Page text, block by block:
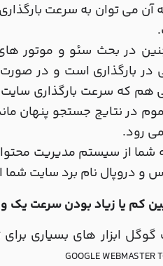
آن می توان به سرعت
در بحث سئو و موتور
در بارگذاری است و در
هم که سرعت بارگذاری سایت
در نتایج جستجو پنهان
می رود.
شما از سیستم مدیریت
و دروپال نام برد سایت شما
ابزار های بسیاری
GOOGLE WEBMASTER